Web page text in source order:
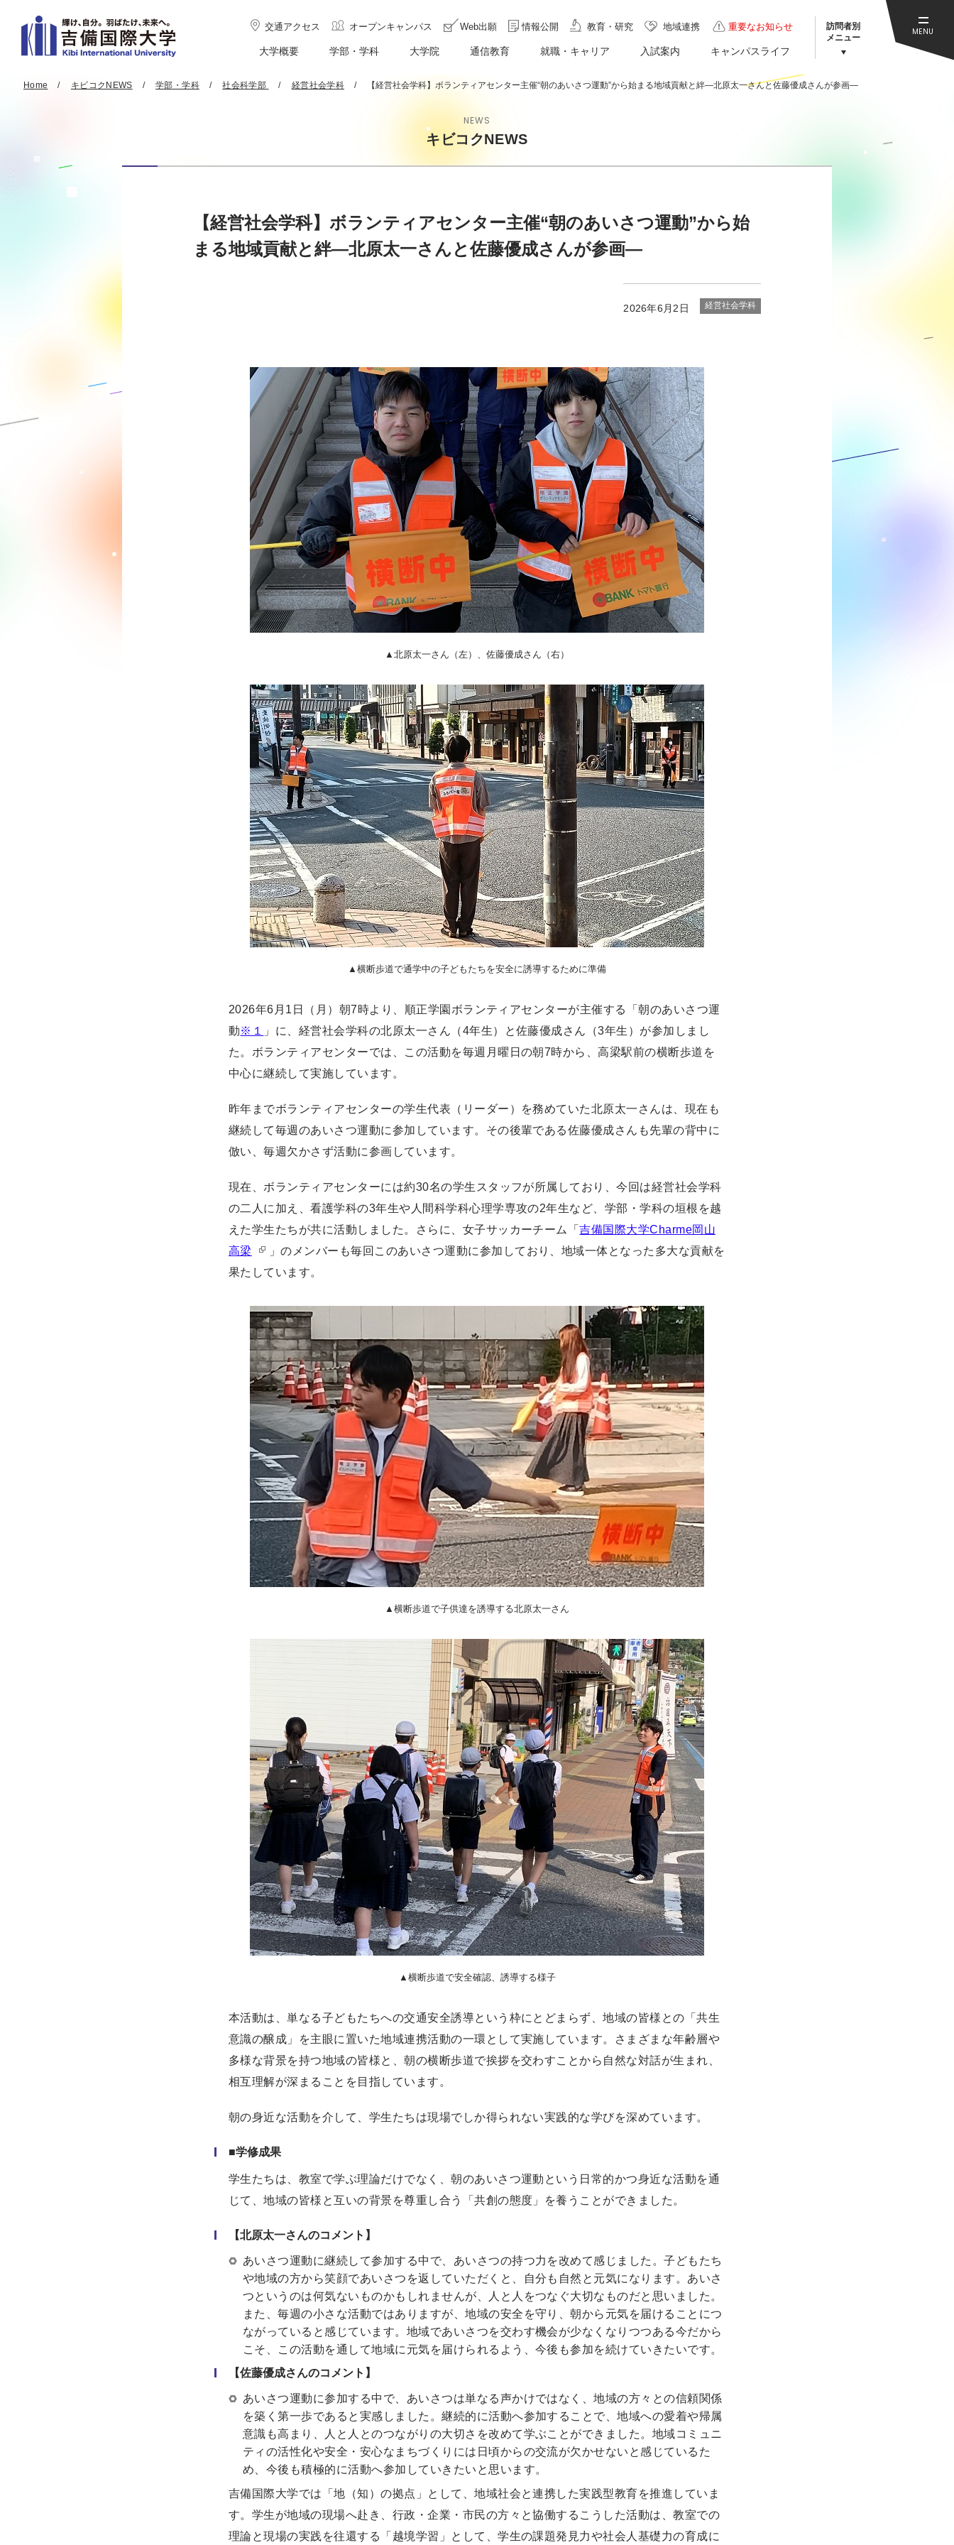
交通アクセス オープンキャンパス Web出願 情報公開 教育・研究 地域連携 重要なお知らせ
大学概要 学部・学科 大学院 通信教育 就職・キャリア 入試案内 キャンパスライフ
訪問者別
メニュー
MENU
Home キビコクNEWS 学部・学科 社会科学部 経営社会学科 【経営社会学科】ボランティアセンター主催“朝のあいさつ運動”から始まる地域貢献と絆―北原太一さんと佐藤優成さんが参画―
NEWS
キビコクNEWS
【経営社会学科】ボランティアセンター主催“朝のあいさつ運動”から始
まる地域貢献と絆―北原太一さんと佐藤優成さんが参画―
2026年6月2日 経営社会学科
▲北原太一さん（左）、佐藤優成さん（右）
▲横断歩道で通学中の子どもたちを安全に誘導するために準備
2026年6月1日（月）朝7時より、順正学園ボランティアセンターが主催する「朝のあいさつ運
動※１
」に、経営社会学科の北原太一さん（4年生）と佐藤優成さん（3年生）が参加しまし
た。ボランティアセンターでは、この活動を毎週月曜日の朝7時から、高梁駅前の横断歩道を
中心に継続して実施しています。
昨年までボランティアセンターの学生代表（リーダー）を務めていた北原太一さんは、現在も
継続して毎週のあいさつ運動に参加しています。その後輩である佐藤優成さんも先輩の背中に
倣い、毎週欠かさず活動に参画しています。
現在、ボランティアセンターには約30名の学生スタッフが所属しており、今回は経営社会学科
の二人に加え、看護学科の3年生や人間科学科心理学専攻の2年生など、学部・学科の垣根を越
えた学生たちが共に活動しました。さらに、女子サッカーチーム「吉備国際大学Charme岡山
高梁
」のメンバーも毎回このあいさつ運動に参加しており、地域一体となった多大な貢献を
果たしています。
▲横断歩道で子供達を誘導する北原太一さん
▲横断歩道で安全確認、誘導する様子
本活動は、単なる子どもたちへの交通安全誘導という枠にとどまらず、地域の皆様との「共生
意識の醸成」を主眼に置いた地域連携活動の一環として実施しています。さまざまな年齢層や
多様な背景を持つ地域の皆様と、朝の横断歩道で挨拶を交わすことから自然な対話が生まれ、
相互理解が深まることを目指しています。
朝の身近な活動を介して、学生たちは現場でしか得られない実践的な学びを深めています。
■学修成果
学生たちは、教室で学ぶ理論だけでなく、朝のあいさつ運動という日常的かつ身近な活動を通
じて、地域の皆様と互いの背景を尊重し合う「共創の態度」を養うことができました。
【北原太一さんのコメント】
あいさつ運動に継続して参加する中で、あいさつの持つ力を改めて感じました。子どもたち
や地域の方から笑顔であいさつを返していただくと、自分も自然と元気になります。あいさ
つというのは何気ないものかもしれませんが、人と人をつなぐ大切なものだと思いました。
また、毎週の小さな活動ではありますが、地域の安全を守り、朝から元気を届けることにつ
ながっていると感じています。地域であいさつを交わす機会が少なくなりつつある今だから
こそ、この活動を通して地域に元気を届けられるよう、今後も参加を続けていきたいです。
【佐藤優成さんのコメント】
あいさつ運動に参加する中で、あいさつは単なる声かけではなく、地域の方々との信頼関係
を築く第一歩であると実感しました。継続的に活動へ参加することで、地域への愛着や帰属
意識も高まり、人と人とのつながりの大切さを改めて学ぶことができました。地域コミュニ
ティの活性化や安全・安心なまちづくりには日頃からの交流が欠かせないと感じているた
め、今後も積極的に活動へ参加していきたいと思います。
吉備国際大学では「地（知）の拠点」として、地域社会と連携した実践型教育を推進していま
す。学生が地域の現場へ赴き、行政・企業・市民の方々と協働するこうした活動は、教室での
理論と現場の実践を往還する「越境学習」として、学生の課題発見力や社会人基礎力の育成に